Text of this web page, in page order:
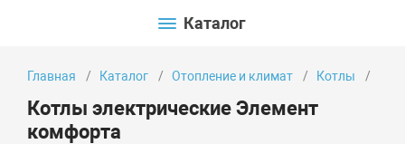
Каталог
Главная Каталог Отопление и климат Котлы
Котлы электрические Элемент
комфорта